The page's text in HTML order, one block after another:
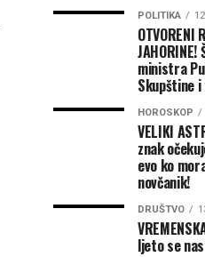
POLITIKA
OTVORENI
ministra
Skupštine
HOROSKOP
VELIKI
znak
evo ko
novčanik!
DRUŠTVO
ljeto se